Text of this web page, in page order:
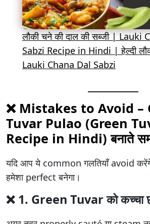
लौकी चने की दाल की सब्जी | Lauki
Sabzi Recipe in Hindi | हेल्दी
Lauki Chana Dal Sabzi
❌ Mistakes to Avoid –
Tuvar Pulao (Green
Recipe in Hindi) बनाते
यदि आप ये common गलतियाँ avoid
हमेशा perfect बनेगा।
❌ 1. Green Tuvar को कच्चा